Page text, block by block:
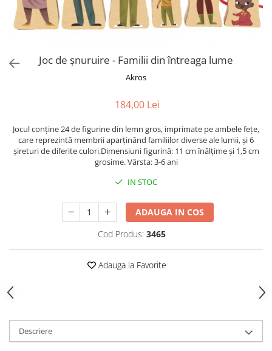
Puzzle-uri progresive
Creioane colorate si carioci
Instrumente si accesorii pentru
pictura
Stampile si tusiere
Suport pentru decor
Modelaj
Seturi de creatie
Tablouri diamonds
pentru copii
Jocuri de societate pentru copii
Jocuri matematice
Stimulare olfactiva si gustativa
Stimulare tactila
Joc de șnuruire - Familii din întreaga lume
Akros
184,00 Lei
Jocul conține 24 de figurine din lemn gros, imprimate pe ambele fețe,
care reprezintă membrii aparținând familiilor diverse ale lumii, și 6
șireturi de diferite culori.Dimensiuni figurină: 11 cm înălțime și 1,5 cm
grosime. Vârsta: 3-6 ani
IN STOC
ADAUGA IN COS
Cod Produs: 3465
Adauga la Favorite
Descriere